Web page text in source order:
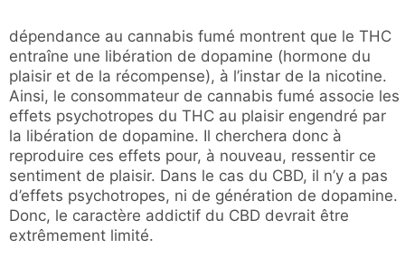
dépendance au cannabis fumé montrent que le THC
entraîne une libération de dopamine (hormone du
plaisir et de la récompense), à l’instar de la nicotine.
Ainsi, le consommateur de cannabis fumé associe les
effets psychotropes du THC au plaisir engendré par
la libération de dopamine. Il cherchera donc à
reproduire ces effets pour, à nouveau, ressentir ce
sentiment de plaisir. Dans le cas du CBD, il n’y a pas
d’effets psychotropes, ni de génération de dopamine.
Donc, le caractère addictif du CBD devrait être
extrêmement limité.